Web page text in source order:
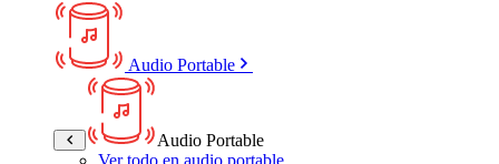
Audio Portable
Audio Portable
Ver todo en audio portable